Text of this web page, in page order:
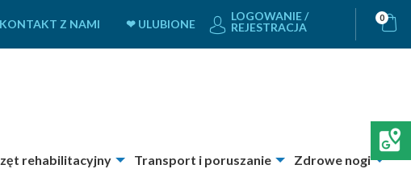
KONTAKT Z NAMI ❤ ULUBIONE
LOGOWANIE /
REJESTRACJA
0
rehabilitacyjny Transport i poruszanie
Zdrowe nogi